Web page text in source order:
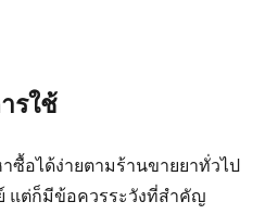
รใช้
ซื้อได้ง่ายตามร้านขายยาทั่วไป
แต่ก็มีข้อควรระวังที่สำคัญ